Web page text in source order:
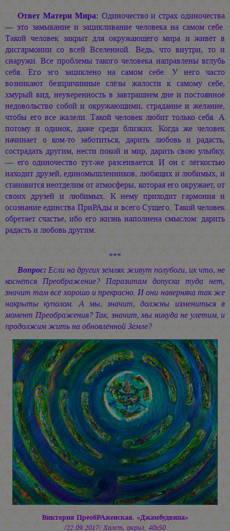
Ответ Матери Мира: Одиночество и страх одиночества
— это замыкание и зацикливание человека на самом себе.
Такой человек закрыт для окружающего мира и живёт в
дисгармонии со всей Вселенной. Ведь, что внутри, то и
снаружи. Все проблемы такого человека направлены вглубь
себя. Его эго зациклено на самом себе. У него часто
возникают безпричинные слёзы жалости к самому себе,
хмурый вид, неуверенность в завтрашнем дне и постоянное
недовольство собой и окружающими, страдание и желание,
чтобы его все жалели. Такой человек любит только себя. А
потому и одинок, даже среди близких. Когда же человек
начинает о ком-то заботиться, дарить любовь и радасть,
сострадать другим, нести покой и мир, дарить свою улыбку,
— его одиночество тут-же разсеивается. И он с лёгкостью
находит друзей, единомышленников, любящих и любимых, и
становится неотделим от атмосферы, которая его окружает, от
своих друзей и любимых. К нему приходит гармония и
осознание единства ПриРАды и всего Сущего. Такой человек
обретает счастье, ибо его жизнь наполнена смыслом: дарить
радасть и любовь другим.
***
Вопрос: Если на других землях живут полубоги, их что, не
коснётся Преображение? Паразитам допуска туда нет,
значит там всё хорошо и прекрасно. И они наверняка так же
накрыты куполом. А мы, значит, должны измениться в
момент Преображения? Так, значит, мы никуда не улетим, и
продолжим жить на обновлённой Земле?
Виктория ПреобРАженская. «Джамбудвипа»
/22.09.2017/ Холст, акрил. 40х50